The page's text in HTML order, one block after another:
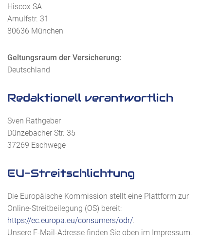
Hiscox SA
Arnulfstr. 31
80636 München
Geltungsraum der Versicherung:
Deutschland
Redaktionell verantwortlich
Sven Rathgeber
Dünzebacher Str. 35
37269 Eschwege
EU-Streitschlichtung
Die Europäische Kommission stellt eine Plattform zur
Online-Streitbeilegung (OS) bereit:
https://ec.europa.eu/consumers/odr/.
Unsere E-Mail-Adresse finden Sie oben im Impressum.